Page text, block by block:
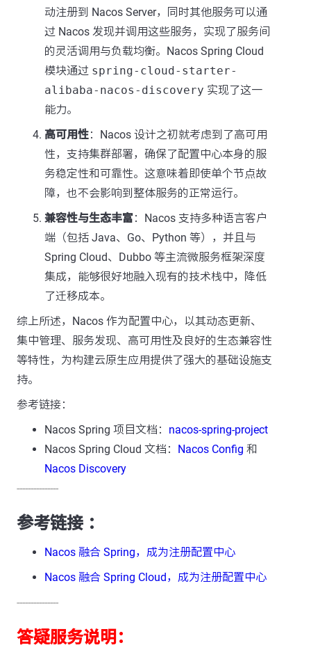
动注册到 Nacos Server，同时其他服务可以通
过 Nacos 发现并调用这些服务，实现了服务间
的灵活调用与负载均衡。Nacos Spring Cloud
模块通过 spring-cloud-starter-
alibaba-nacos-discovery 实现了这一
能力。
高可用性：Nacos 设计之初就考虑到了高可用
性，支持集群部署，确保了配置中心本身的服
务稳定性和可靠性。这意味着即使单个节点故
障，也不会影响到整体服务的正常运行。
兼容性与生态丰富：Nacos 支持多种语言客户
端（包括 Java、Go、Python 等），并且与
Spring Cloud、Dubbo 等主流微服务框架深度
集成，能够很好地融入现有的技术栈中，降低
了迁移成本。
综上所述，Nacos 作为配置中心，以其动态更新、
集中管理、服务发现、高可用性及良好的生态兼容性
等特性，为构建云原生应用提供了强大的基础设施支
持。
参考链接：
Nacos Spring 项目文档： nacos-spring-project
Nacos Spring Cloud 文档： Nacos Config 和
Nacos Discovery
---------------
参考链接 ：
Nacos 融合 Spring，成为注册配置中心
Nacos 融合 Spring Cloud，成为注册配置中心
---------------
答疑服务说明：